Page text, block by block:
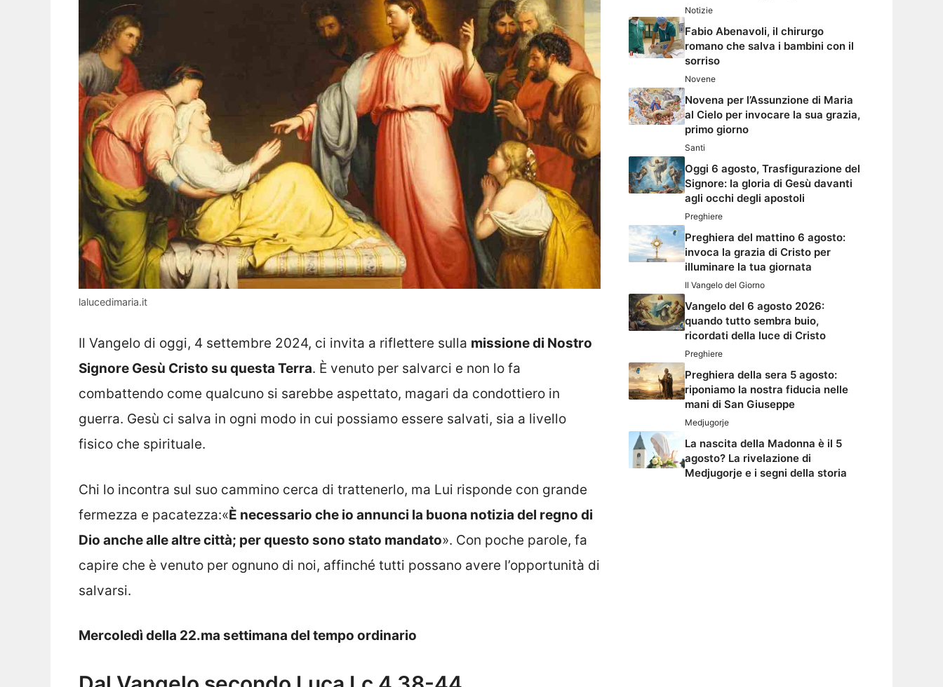
lalucedimaria.it
Il Vangelo di oggi, 4 settembre 2024, ci invita a riflettere sulla missione di Nostro
Signore Gesù Cristo su questa Terra. È venuto per salvarci e non lo fa
combattendo come qualcuno si sarebbe aspettato, magari da condottiero in
guerra. Gesù ci salva in ogni modo in cui possiamo essere salvati, sia a livello
fisico che spirituale.
Chi lo incontra sul suo cammino cerca di trattenerlo, ma Lui risponde con grande
fermezza e pacatezza:«È necessario che io annunci la buona notizia del regno di
Dio anche alle altre città; per questo sono stato mandato». Con poche parole, fa
capire che è venuto per ognuno di noi, affinché tutti possano avere l’opportunità di
salvarsi.
Mercoledì della 22.ma settimana del tempo ordinario
Notizie
Fabio Abenavoli, il chirurgo
romano che salva i bambini con il
sorriso
Novene
Novena per l’Assunzione di Maria
al Cielo per invocare la sua grazia,
primo giorno
Santi
Oggi 6 agosto, Trasfigurazione del
Signore: la gloria di Gesù davanti
agli occhi degli apostoli
Preghiere
Preghiera del mattino 6 agosto:
invoca la grazia di Cristo per
illuminare la tua giornata
Il Vangelo del Giorno
Vangelo del 6 agosto 2026:
quando tutto sembra buio,
ricordati della luce di Cristo
Preghiere
Preghiera della sera 5 agosto:
riponiamo la nostra fiducia nelle
mani di San Giuseppe
Medjugorje
La nascita della Madonna è il 5
agosto? La rivelazione di
Medjugorje e i segni della storia